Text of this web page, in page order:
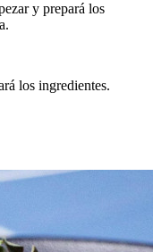
y prepará los
los ingredientes.